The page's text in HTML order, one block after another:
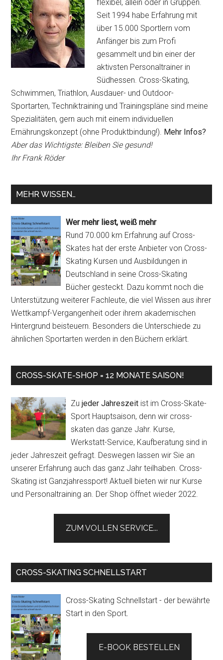
flexibel, allein oder in Gruppen.
Seit 1994 habe Erfahrung mit
über 15.000 Sportlern vom
Anfänger bis zum Profi
gesammelt und bin einer der
aktivsten Personaltrainer in
Südhessen. Cross-Skating,
Schwimmen, Triathlon, Ausdauer- und Outdoor-
Sportarten, Techniktraining und Trainingspläne sind meine
Spezialitäten, gern auch mit einem individuellen
Ernährungskonzept (ohne Produktbindung!). Mehr Infos?
Aber das Wichtigste: Bleiben Sie gesund!
Ihr Frank Röder
MEHR WISSEN…
Wer mehr liest, weiß mehr
Rund 70.000 km Erfahrung auf Cross-
Skates hat der erste Anbieter von Cross-
Skating Kursen und Ausbildungen in
Deutschland in seine Cross-Skating
Bücher gesteckt. Dazu kommt noch die
Unterstützung weiterer Fachleute, die viel Wissen aus ihrer
Wettkampf-Vergangenheit oder ihrem akademischen
Hintergrund beisteuern. Besonders die Unterschiede zu
ähnlichen Sportarten werden in den Büchern erklärt.
CROSS-SKATE-SHOP = 12 MONATE SAISON!
Zujeder Jahreszeit ist im Cross-Skate-
Sport Hauptsaison, denn wir cross-
skaten das ganze Jahr. Kurse,
Werkstatt-Service, Kaufberatung sind in
jeder Jahreszeit gefragt. Deswegen lassen wir Sie an
unserer Erfahrung auch das ganz Jahr teilhaben. Cross-
Skating ist Ganzjahressport! Aktuell bieten wir nur Kurse
und Personaltraining an. Der Shop öffnet wieder 2022.
ZUM VOLLEN SERVICE...
CROSS-SKATING SCHNELLSTART
Cross-Skating Schnellstart - der bewährte
Start in den Sport.
E-BOOK BESTELLEN